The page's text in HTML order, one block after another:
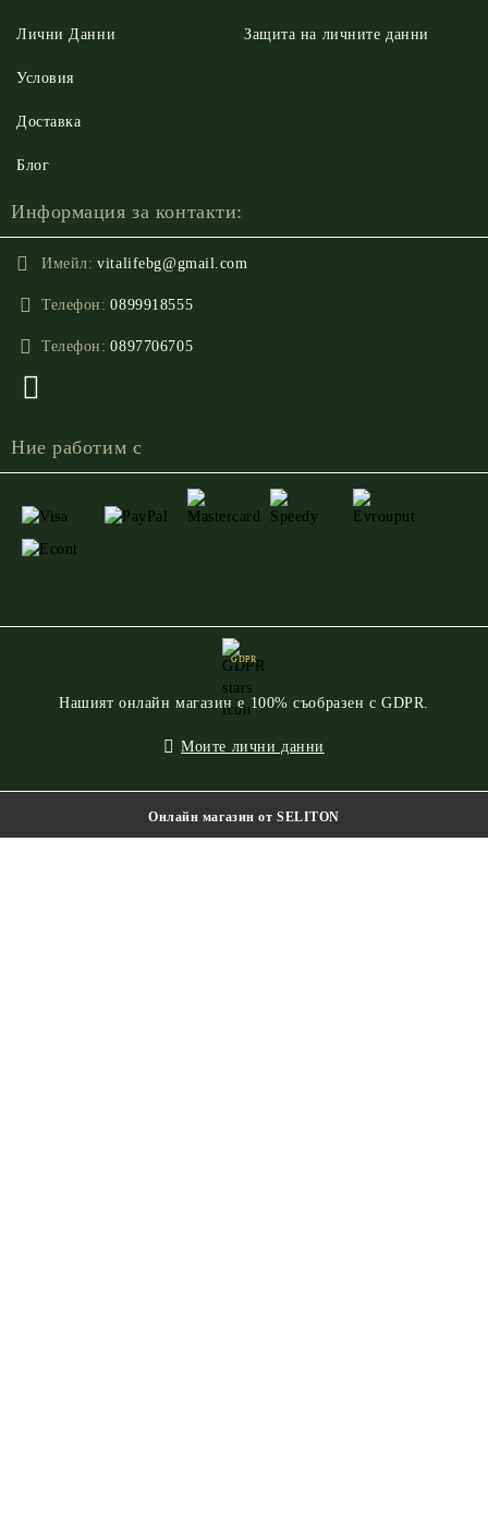
Лични Данни
Условия
Доставка
Блог
Защита на личните данни
Информация за контакти:
Имейл: vitalifebg@gmail.com
Телефон: 0899918555
Телефон: 0897706705
Ние работим с
GDPR
Нашият онлайн магазин е 100% съобразен с GDPR.
Моите лични данни
Онлайн магазин от SELITON